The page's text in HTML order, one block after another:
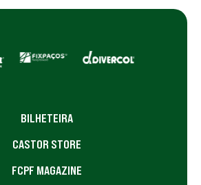
BILHETEIRA
CASTOR STORE
FCPF MAGAZINE